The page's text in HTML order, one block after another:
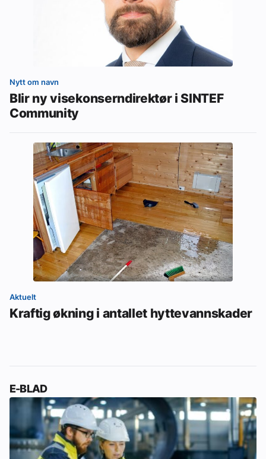
Nytt om navn
Blir ny visekonserndirektør i SINTEF
Community
Aktuelt
Kraftig økning i antallet hyttevannskader
E-BLAD